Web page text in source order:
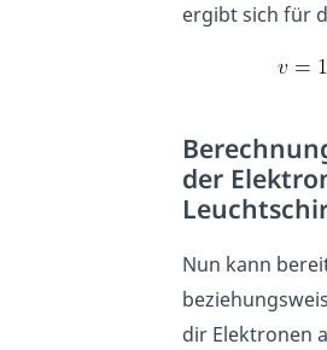
ergibt sich für
der
Nun kann
dir Elektronen